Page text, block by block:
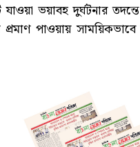
যাওয়া ভয়াবহ দুর্ঘটনার
পাওয়ায়